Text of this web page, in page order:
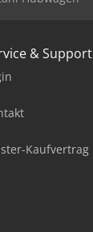
& Support
Kaufvertrag